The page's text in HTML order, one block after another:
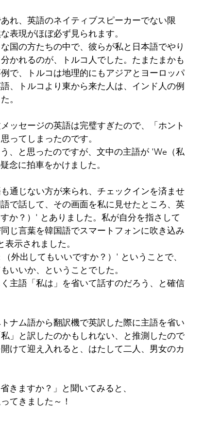
れ、英語のネイティブスピーカーでない限
表現がほぼ必ず見られます。
国の方たちの中で、彼らが私と日本語でやり
かれるのが、トルコ人でした。たまたまかも
で、トルコは地理的にもアジアとヨーロッパ
、トルコより東から来た人は、インド人の例
。
ッセージの英語は完璧すぎたので、「ホント
ってしまったのです。
、と思ったのですが、文中の主語が 'We（私
念に拍車をかけました。
通じない方が来られ、チェックインを済ませ
で話して、その画面を私に見せたところ、英
か？）' とありました。私が自分を指さして
じ言葉を韓国語でスマートフォンに吹き込み
示されました。
外出してもいいですか？）' ということで、
いいか、ということでした。
主語「私は」を省いて話すのだろう、と確信
ナム語から翻訳機で英訳した際に主語を省い
」と訳したのかもしれない、と推測したので
けて迎え入れると、はたして二人、男女のカ
きますか？」と聞いてみると、
てきました～！